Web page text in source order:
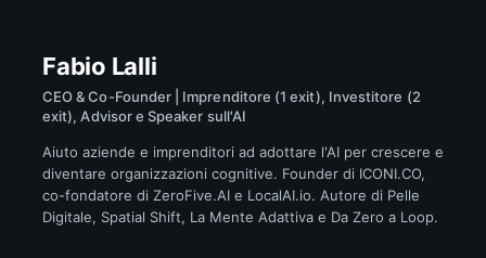
Fabio Lalli
CEO & Co-Founder | Imprenditore (1 exit), Investitore (2
exit), Advisor e Speaker sull'AI
Aiuto aziende e imprenditori ad adottare l'AI per crescere e
diventare organizzazioni cognitive. Founder di ICONI.CO,
co-fondatore di ZeroFive.AI e LocalAI.io. Autore di Pelle
Digitale, Spatial Shift, La Mente Adattiva e Da Zero a Loop.